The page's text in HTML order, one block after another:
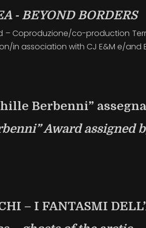
- BEYOND BORDERS
– Coproduzione/co-production
in association with CJ E&M e/and
Berbenni”
Award assigned
– I FANTASMI